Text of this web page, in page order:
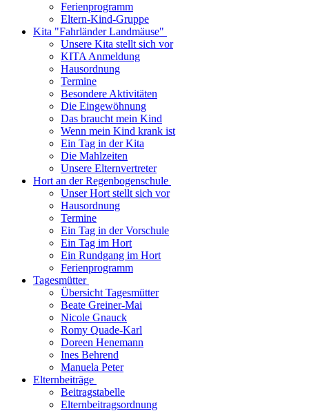
Ferienprogramm
Eltern-Kind-Gruppe
Kita "Fahrländer Landmäuse"
Unsere Kita stellt sich vor
KITA Anmeldung
Hausordnung
Termine
Besondere Aktivitäten
Die Eingewöhnung
Das braucht mein Kind
Wenn mein Kind krank ist
Ein Tag in der Kita
Die Mahlzeiten
Unsere Elternvertreter
Hort an der Regenbogenschule
Unser Hort stellt sich vor
Hausordnung
Termine
Ein Tag in der Vorschule
Ein Tag im Hort
Ein Rundgang im Hort
Ferienprogramm
Tagesmütter
Übersicht Tagesmütter
Beate Greiner-Mai
Nicole Gnauck
Romy Quade-Karl
Doreen Henemann
Ines Behrend
Manuela Peter
Elternbeiträge
Beitragstabelle
Elternbeitragsordnung